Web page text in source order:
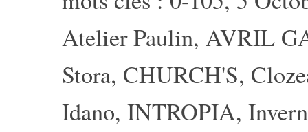
Atelier Paulin, AVRIL
Stora, CHURCH'S,
Idano, INTROPIA,